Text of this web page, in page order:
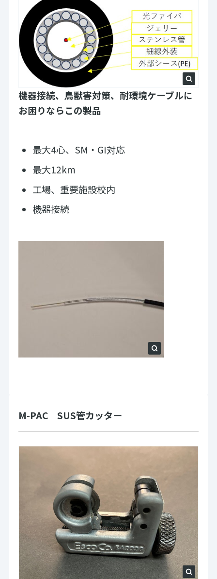
機器接続、鳥獣害対策、耐環境ケーブルに
お困りならこの製品
最大4心、SM・GI対応
最大12km
工場、重要施設校内
機器接続
M-PAC SUS管カッター